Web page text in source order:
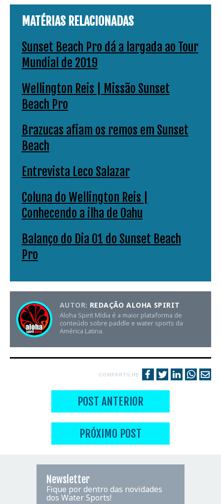
MATÉRIAS RELACIONADAS
Sunset Beach Pro dá a largada ao Tour
Mundial de 2019
Wellington Reis | Missão Sunset
Beach Pro
Brazucas afiam os remos em Sunset
Beach
Entrevista Leco Salazar
Coluna do Wellington Reis |
Conhecendo a ilha de Oahu
Balanço do Dia 01 do Sunset Beach
Pro
AUTOR: REDAÇÃO ALOHA SPIRIT
Aloha Spirit Mídia é a maior plataforma de
conteúdo sobre paddle e water sports da
América Latina.
COMPARTILHE
POST ANTERIOR
PRÓXIMO POST
Newsletter
Fique por dentro das novidades
dos Water Sports!